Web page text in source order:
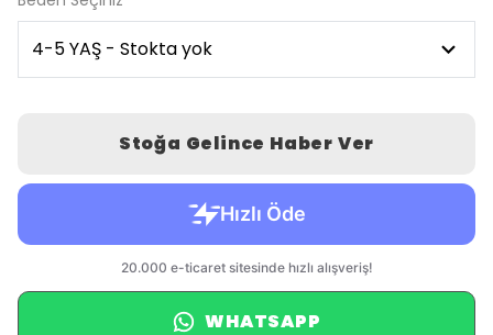
Stoğa Gelince Haber Ver
WHATSAPP